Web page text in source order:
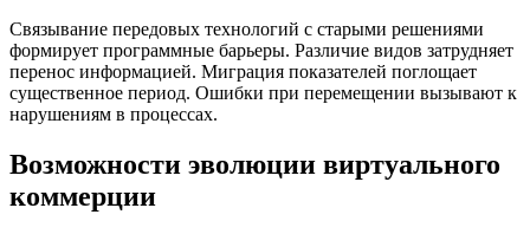
Связывание передовых технологий с старыми решениями
формирует программные барьеры. Различие видов затрудняет
перенос информацией. Миграция показателей поглощает
существенное период. Ошибки при перемещении вызывают к
нарушениям в процессах.
Возможности эволюции виртуального
коммерции